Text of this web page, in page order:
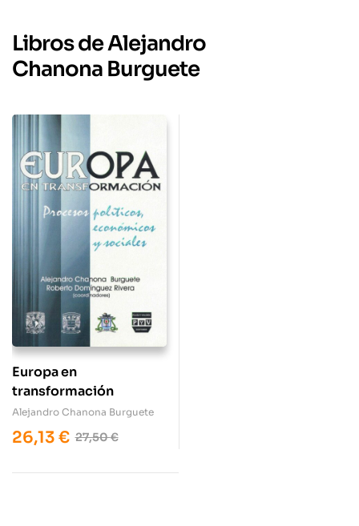
Libros de Alejandro
Chanona Burguete
Europa en
transformación
Alejandro Chanona Burguete
27,50€
26,13 €